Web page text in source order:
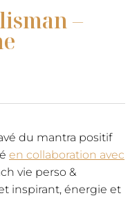
–
du mantra positif
en collaboration avec
vie perso &
inspirant, énergie et